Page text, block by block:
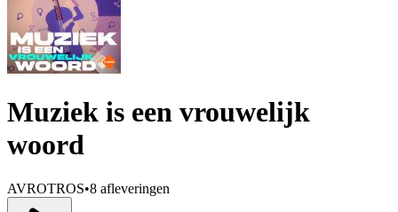
Muziek is een vrouwelijk
woord
AVROTROS•8 afleveringen